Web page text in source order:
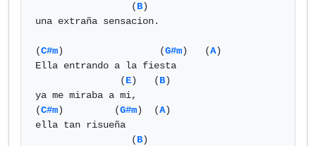
                 (
B)
una extraña sensacion.
(C#m)                 (G#m)   (A)
Ella entrando a la fiesta
               (
E)   (B)
ya me miraba a mi,
(C#m)         (G#m)  (A)
ella tan risueña
                 (
B)